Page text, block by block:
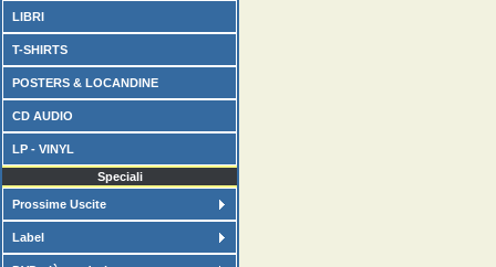
LIBRI
T-SHIRTS
POSTERS & LOCANDINE
CD AUDIO
LP - VINYL
Speciali
Prossime Uscite
Label